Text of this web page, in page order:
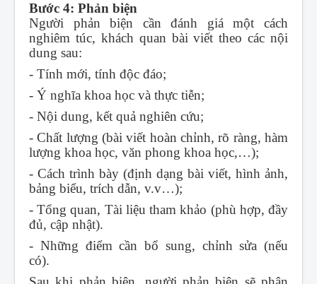
Bước 4: Phản biện
Người phản biện cần đánh giá một cách
nghiêm túc, khách quan bài viết theo các nội
dung sau:
- Tính mới, tính độc đáo;
- Ý nghĩa khoa học và thực tiễn;
- Nội dung, kết quả nghiên cứu;
- Chất lượng (bài viết hoàn chỉnh, rõ ràng, hàm
lượng khoa học, văn phong khoa học,…);
- Cách trình bày (định dạng bài viết, hình ảnh,
bảng biểu, trích dẫn, v.v…);
- Tổng quan, Tài liệu tham khảo (phù hợp, đầy
đủ, cập nhật).
- Những điểm cần bổ sung, chỉnh sửa (nếu
có).